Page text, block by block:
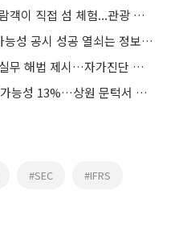
김종기 조직위 사무총장 “관람객이 직접 섬 체험...관광 넘어 지속가능성 제시할 것”
김의형 KOSRA 회장 “지속가능성 공시 성공 열쇠는 정보 신뢰성”
삼일PwC, 지속가능성 공시 실무 해법 제시…자가진단 체크리스트·단계별 로드맵 공개
美 클래리티 법안 연내 통과 가능성 13%…상원 문턱서 제동
#SEC #IFRS